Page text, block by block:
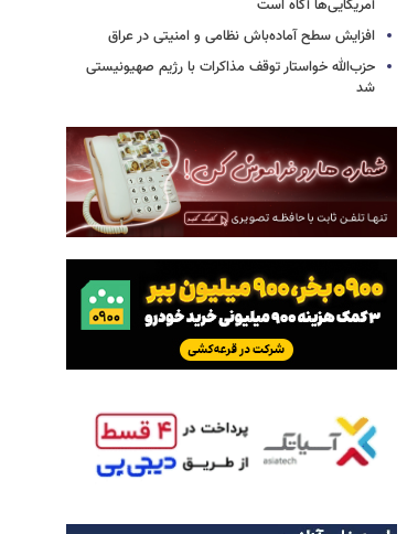
آمریکایی‌ها آگاه است
افزایش سطح آماده‌باش نظامی و امنیتی در عراق
حزب‌الله خواستار توقف مذاکرات با رژیم صهیونیستی
شد